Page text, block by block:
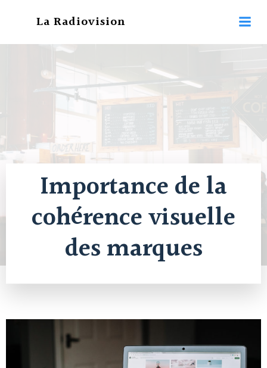
La Radiovision
Importance de la
cohérence visuelle
des marques